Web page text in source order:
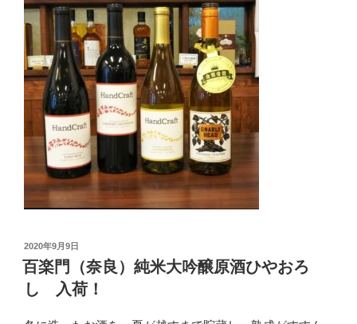
投
稿
日:
2020年9月9日
百楽門（奈良）純米大吟醸原酒ひやおろ
し 入荷！